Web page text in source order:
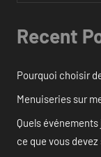
Recent
Pourquoi choisir
Menuiseries sur
Quels
ce que vous